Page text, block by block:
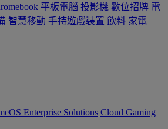
平板電腦 投影機 數位招牌 電
智慧移動 手持遊戲裝置 飲料 家電
Enterprise Solutions Cloud Gaming